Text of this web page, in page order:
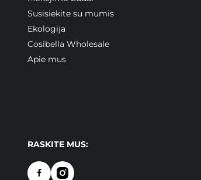
Susisiekite su mumis
Ekologija
Cosibella Wholesale
Apie mus
RASKITE MUS: